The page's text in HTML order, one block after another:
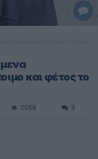
και φέτος το
2058 3